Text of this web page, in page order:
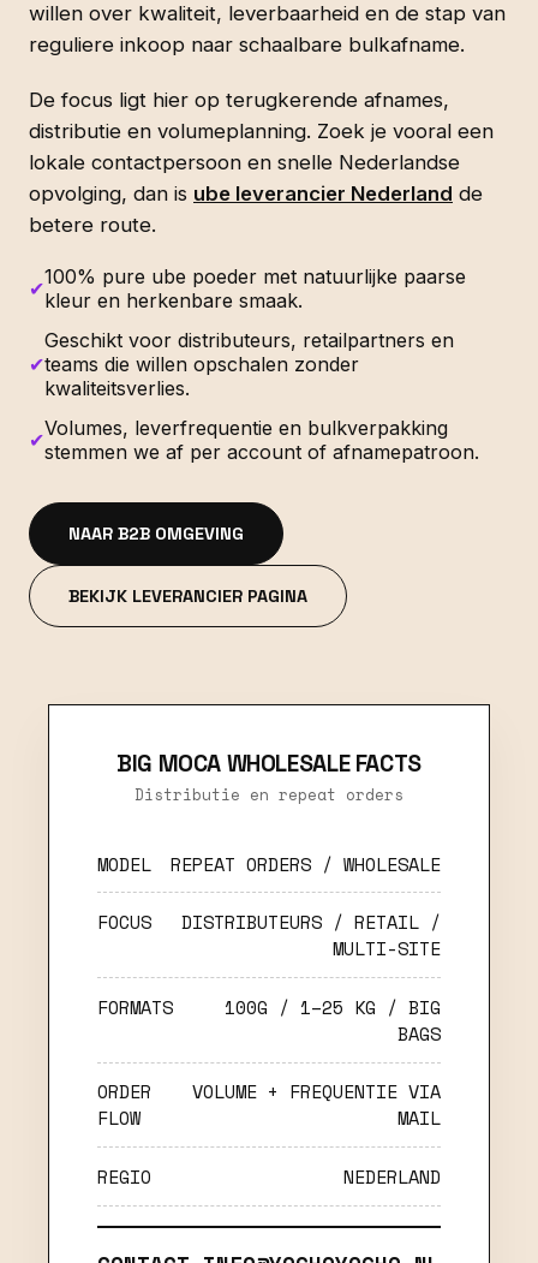
willen over kwaliteit, leverbaarheid en de stap van
reguliere inkoop naar schaalbare bulkafname.
De focus ligt hier op terugkerende afnames,
distributie en volumeplanning. Zoek je vooral een
lokale contactpersoon en snelle Nederlandse
opvolging, dan is ube leverancier Nederland de
betere route.
✔100% pure ube poeder met natuurlijke paarse
kleur en herkenbare smaak.
✔
Geschikt voor distributeurs, retailpartners en
teams die willen opschalen zonder
kwaliteitsverlies.
✔Volumes, leverfrequentie en bulkverpakking
stemmen we af per account of afnamepatroon.
NAAR B2B OMGEVING
BEKIJK LEVERANCIER PAGINA
BIG MOCA WHOLESALE FACTS
Distributie en repeat orders
MODEL REPEAT ORDERS / WHOLESALE
FOCUS
DISTRIBUTEURS / RETAIL /
MULTI-SITE
FORMATS
100G / 1–25 KG / BIG
BAGS
ORDER
FLOW
VOLUME + FREQUENTIE VIA
MAIL
REGIO NEDERLAND